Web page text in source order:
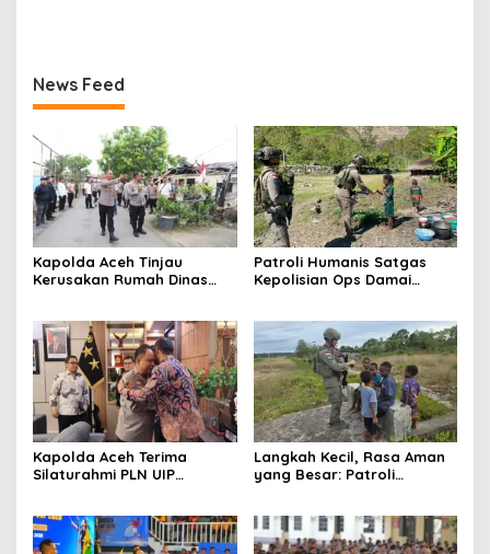
News Feed
Kapolda Aceh Tinjau
Kerusakan Rumah Dinas
Hujan
Patroli Humanis Satgas
Kepolisian Ops Damai
Masyarakat
Kapolda Aceh Terima
Silaturahmi PLN UIP
Infrastruktur
Ketenagalistrikan
Langkah Kecil, Rasa Aman
yang Besar: Patroli
Kenyam